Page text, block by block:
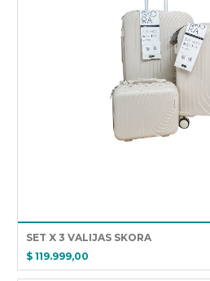
SET X 3 VALIJAS SKORA
$ 119.999,00